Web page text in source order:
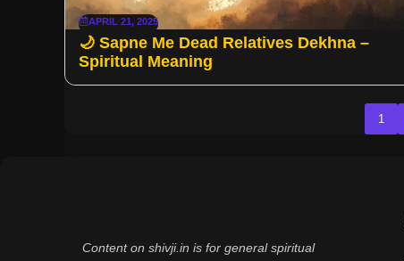
APRIL 21, 2025
🌙 Sapne Me Dead Relatives Dekhna –
Spiritual Meaning
1
Content on shivji.in is for general spiritual